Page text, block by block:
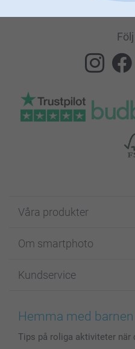
Våra produkter
Fotokort
Fotoböcker
Bilder, Fotoförstoring &
MyNameBook
Om smartphoto
För affiliates
Cookie Policy
Villkor och garantier
Kundservice
smartgaranti
Priser & betalning
Hemma med barnen
Tips på roliga aktiviteter när